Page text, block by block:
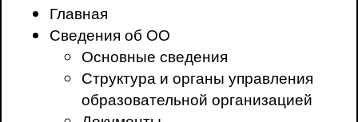
Главная
Сведения об ОО
Основные сведения
Структура и органы управления
образовательной организацией